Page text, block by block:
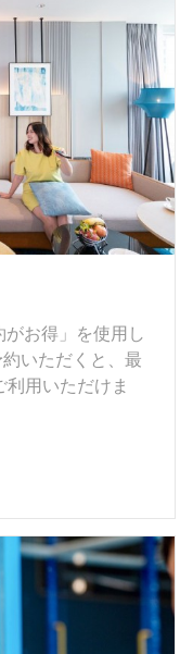
お得」を使用し
いただくと、最
用いただけま